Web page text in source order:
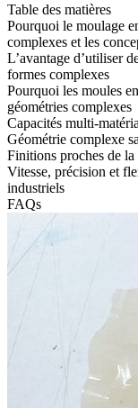
Table des matières
Pourquoi le moulage
complexes et les
L’avantage d’utiliser
formes complexes
Pourquoi les moules
géométries complexes
Capacités multi-
Géométrie complexe
Finitions proches de
Vitesse, précision et
industriels
FAQs